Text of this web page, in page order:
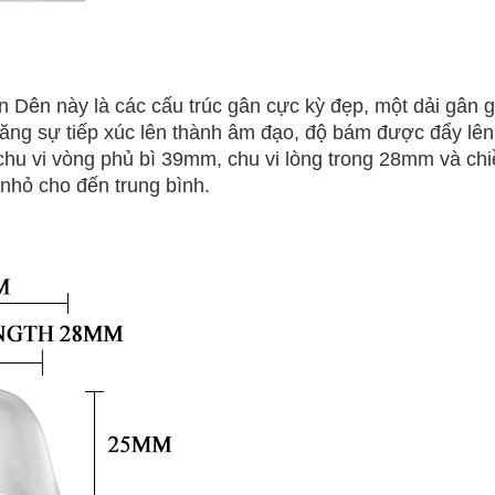
này là các cấu trúc gân cực kỳ đẹp, một dải gân
sự tiếp xúc lên thành âm đạo, độ bám được đẩy
vi vòng phủ bì 39mm, chu vi lòng trong 28mm và
cho đến trung bình.